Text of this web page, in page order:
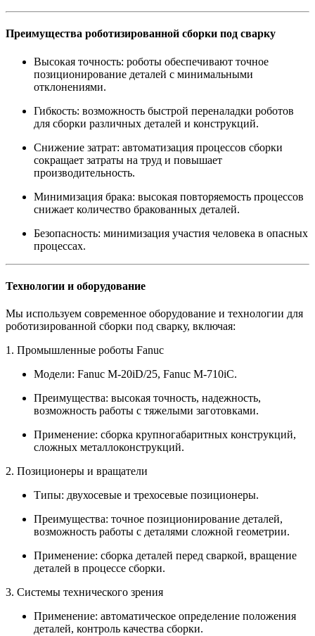
Преимущества роботизированной сборки под сварку
Высокая точность: роботы обеспечивают точное
позиционирование деталей с минимальными
отклонениями.
Гибкость: возможность быстрой переналадки роботов
для сборки различных деталей и конструкций.
Снижение затрат: автоматизация процессов сборки
сокращает затраты на труд и повышает
производительность.
Минимизация брака: высокая повторяемость процессов
снижает количество бракованных деталей.
Безопасность: минимизация участия человека в опасных
процессах.
Технологии и оборудование
Мы используем современное оборудование и технологии для
роботизированной сборки под сварку, включая:
1. Промышленные роботы Fanuc
Модели: Fanuc M-20iD/25, Fanuc M-710iC.
Преимущества: высокая точность, надежность,
возможность работы с тяжелыми заготовками.
Применение: сборка крупногабаритных конструкций,
сложных металлоконструкций.
2. Позиционеры и вращатели
Типы: двухосевые и трехосевые позиционеры.
Преимущества: точное позиционирование деталей,
возможность работы с деталями сложной геометрии.
Применение: сборка деталей перед сваркой, вращение
деталей в процессе сборки.
3. Системы технического зрения
Применение: автоматическое определение положения
деталей, контроль качества сборки.